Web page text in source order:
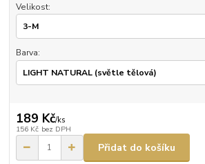
Velikost:
Barva:
189 Kč/ks
156 Kč bez DPH
Přidat do košíku